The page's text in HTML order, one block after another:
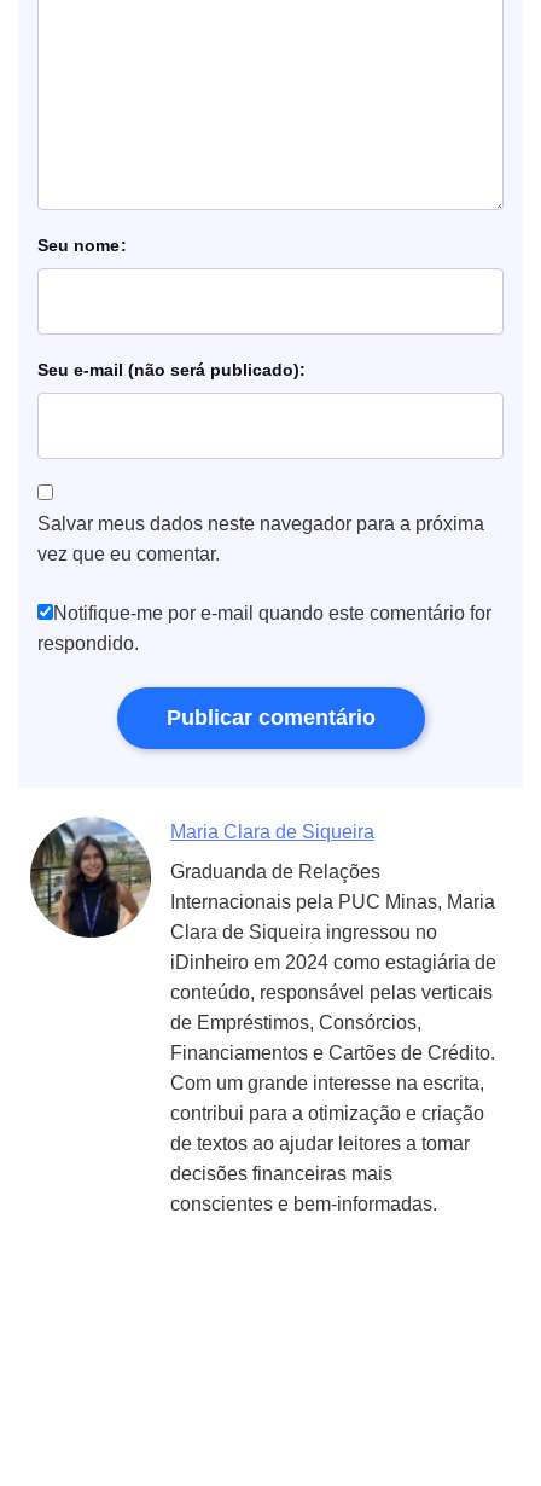
nome
e-mail
Salvar meus dados neste navegador para a próxima
vez que eu comentar.
Notifique-me por e-mail quando este comentário for
respondido.
Maria Clara de Siqueira
Graduanda de Relações
Internacionais pela PUC Minas, Maria
Clara de Siqueira ingressou no
iDinheiro em 2024 como estagiária de
conteúdo, responsável pelas verticais
de Empréstimos, Consórcios,
Financiamentos e Cartões de Crédito.
Com um grande interesse na escrita,
contribui para a otimização e criação
de textos ao ajudar leitores a tomar
decisões financeiras mais
conscientes e bem-informadas.